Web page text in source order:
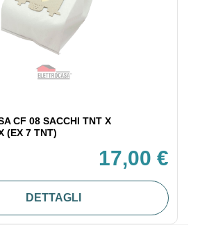
CF 08 SACCHI TNT X
(EX 7 TNT)
17,00 €
DETTAGLI